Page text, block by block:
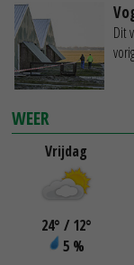
Dit
WEER
Vrijdag
24° / 12°
5 %